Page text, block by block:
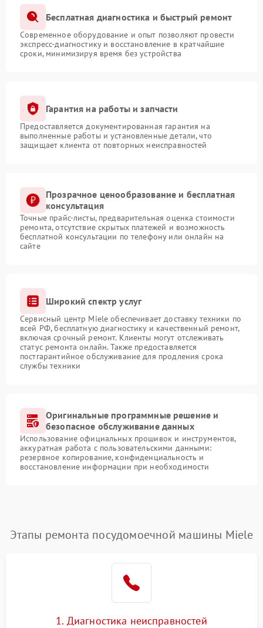
Бесплатная диагностика и быстрый ремонт
Современное оборудование и опыт позволяют провести
экспресс-диагностику и восстановление в кратчайшие
сроки, минимизируя время без устройства
Гарантия на работы и запчасти
Предоставляется документированная гарантия на
выполненные работы и установленные детали, что
защищает клиента от повторных неисправностей
Прозрачное ценообразование и бесплатная
консультация
Точные прайс-листы, предварительная оценка стоимости
ремонта, отсутствие скрытых платежей и возможность
бесплатной консультации по телефону или онлайн на
сайте
Широкий спектр услуг
Сервисный центр Miele обеспечивает доставку техники по
всей РФ, бесплатную диагностику и качественный ремонт,
включая срочный ремонт. Клиенты могут отслеживать
статус ремонта онлайн. Также предоставляется
постгарантийное обслуживание для продления срока
службы техники
Оригинальные программные решение и
безопасное обслуживание данных
Использование официальных прошивок и инструментов,
аккуратная работа с пользовательскими данными:
резервное копирование, конфиденциальность и
восстановление информации при необходимости
Этапы ремонта посудомоечной машины Miele
1. Диагностика неисправностей